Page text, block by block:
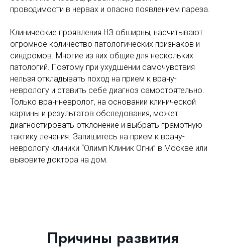
проводимости в нервах и опасно появлением пареза.
Клинические проявления НЗ обширны, насчитывают
огромное количество патологических признаков и
синдромов. Многие из них общие для нескольких
патологий. Поэтому при ухудшении самочувствия
нельзя откладывать поход на прием к врачу-
неврологу и ставить себе диагноз самостоятельно.
Только врач-невролог, на основании клинической
картины и результатов обследования, может
диагностировать отклонение и выбрать грамотную
тактику лечения. Запишитесь на прием к врачу-
неврологу клиники “Олимп Клиник Огни” в Москве или
вызовите доктора на дом.
Причины развития